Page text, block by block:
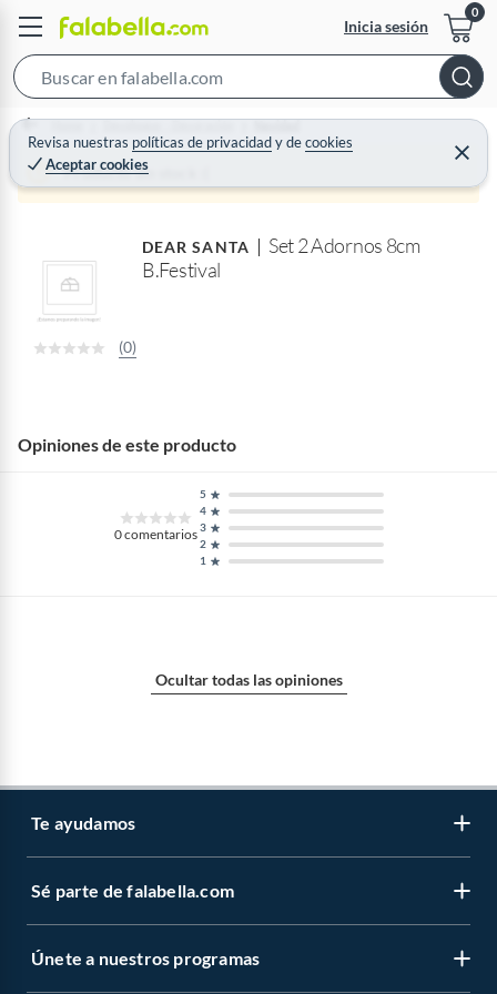
Inicia sesión
e
a
c
B
Revisa nuestras políticas de privacidadydecookies
Aceptar cookies
C
e
r
Home Decohogar - Decoración Navidad
Producto sin stock :(
DEAR SANTA
Set 2 Adornos 8cm
B.Festival
(0)
Opiniones de este producto
0comentarios
1
2
3
4
5
Ocultar todas las opiniones
Te ayudamos
Atención por WhatsApp
Sé parte de falabella.com
Trabaja con nosotros
Únete a nuestros programas